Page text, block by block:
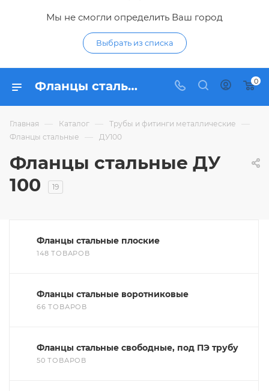
Мы не смогли определить Ваш город
Выбрать из списка
Фланцы стальные ДУ100 - купить фланец из стали ДУ 100 мм по низким ценам в интернет-магазине Гидропромтехника в Курске 0
Главная — Каталог — Трубы и фитинги металлические —
Фланцы стальные — ДУ100
Фланцы стальные ДУ
100
19
Фланцы стальные плоские
148 ТОВАРОВ
Фланцы стальные воротниковые
66 ТОВАРОВ
Фланцы стальные свободные, под ПЭ трубу
50 ТОВАРОВ